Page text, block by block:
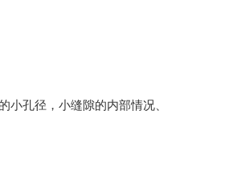
孔径，小缝隙的内部情况、